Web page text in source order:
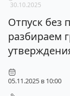
30.10.2025
Отпуск без
разбираем
05.11.2025 в 10:00